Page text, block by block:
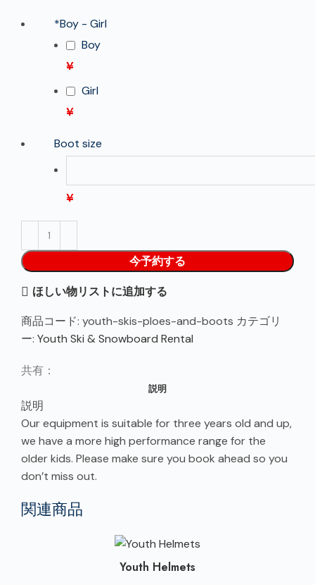
*Boy - Girl
Boy
¥
Girl
¥
Boot size
¥
今予約する
ほしい物リストに追加する
商品コード: youth-skis-ploes-and-boots カテゴリ
ー: Youth Ski & Snowboard Rental
共有：
説明
説明
Our equipment is suitable for three years old and up,
we have a more high performance range for the
older kids. Please make sure you book ahead so you
don’t miss out.
関連商品
Youth Helmets